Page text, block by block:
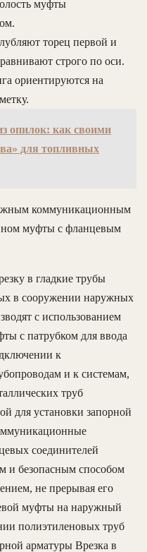
муфты
торец первой и
строго по оси.
ориентируются на
опилок: как своими
для топливных
коммуникационным
муфты с фланцевым
в гладкие трубы
в сооружении наружных
с использованием
с патрубком для ввода
к
и к системам,
труб
для установки запорной
соединителей
и безопасным способом
не прерывая его
муфты на наружный
полиэтиленовых труб
арматуры Врезка в